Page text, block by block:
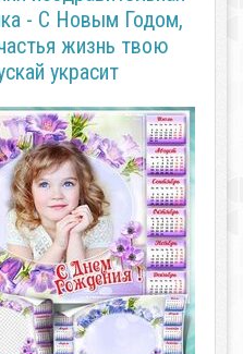
- С Новым Годом,
жизнь твою
украсит